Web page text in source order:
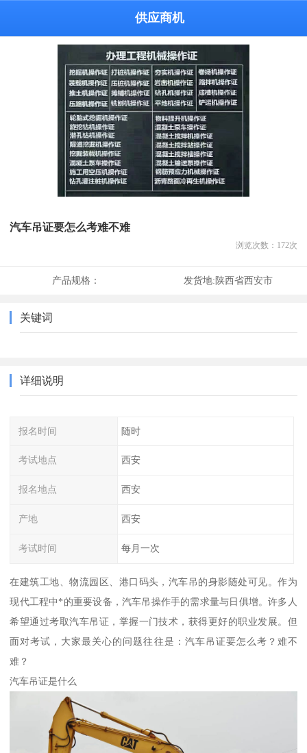
供应商机
汽车吊证要怎么考难不难
浏览次数： 172次
产品规格： 发货地:陕西省西安市
关键词
详细说明
报名时间 随时
考试地点 西安
报名地点 西安
产地 西安
考试时间 每月一次
在建筑工地、物流园区、港口码头，汽车吊的身影随处可见。作为
现代工程中*的重要设备，汽车吊操作手的需求量与日俱增。许多人
希望通过考取汽车吊证，掌握一门技术，获得更好的职业发展。但
面对考试，大家最关心的问题往往是：汽车吊证要怎么考？难不
难？
汽车吊证是什么